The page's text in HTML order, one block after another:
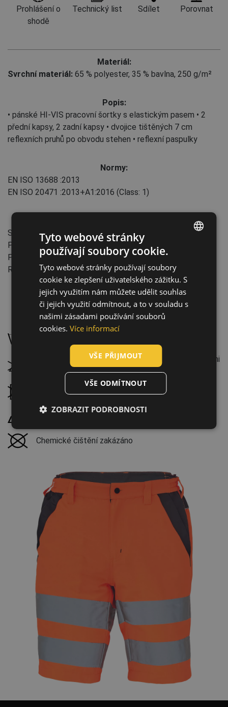
Prohlášení o
shodě
Technický list Sdílet Porovnat
Materiál:
Svrchní materiál: 65 % polyester, 35 % bavlna, 250 g/m²
Popis:
• pánské HI-VIS pracovní šortky s elastickým pasem • 2
přední kapsy, 2 zadní kapsy • dvojice tištěných 7 cm
reflexních pruhů po obvodu stehen • reflexní paspulky
Normy:
EN ISO 13688 :2013
EN ISO 20471 :2013+A1:2016 (Class: 1)
Střih: Relax
Počet pracích cyklů: 50
Průmysl: stavba
Reflexní doplňky
Údržba:
Nebělte. Nesmí se bělit peroxidovými ani chlorovými
Nesušte v sušičce
Žehlete na nízkou teplotu, maximálně 110 °C
Chemické čištění zakázáno
ENGLISH
CZECH
HUNGARIAN
SLOVAK
ROMANIAN
DUTCH
LATVIAN
Tyto webové stránky
používají soubory cookie.
Tyto webové stránky používají soubory
cookie ke zlepšení uživatelského zážitku. S
jejich využitím nám můžete udělit souhlas
či jejich využití odmítnout, a to v souladu s
našimi zásadami používání souborů
cookies. Více informací
VŠE PŘIJMOUT
VŠE ODMÍTNOUT
ZOBRAZIT PODROBNOSTI